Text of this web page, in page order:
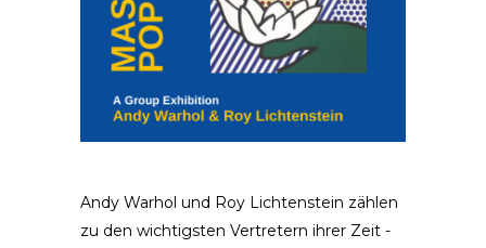
Andy Warhol und Roy Lichtenstein zählen
zu den wichtigsten Vertretern ihrer Zeit -